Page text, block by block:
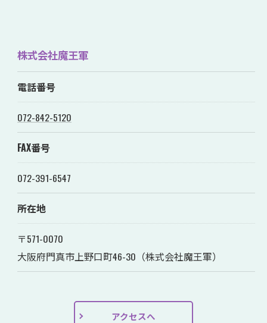
株式会社魔王軍
電話番号
072-842-5120
FAX番号
072-391-6547
所在地
〒571-0070
大阪府門真市上野口町46-30（株式会社魔王軍）
アクセスへ